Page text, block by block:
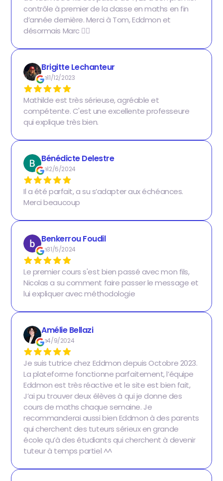
contrôle à premier de la classe en maths en fin
d’année dernière. Merci à Tom, Eddmon et
désormais Marc 👍🏻
Brigitte Lechanteur
Le11/12/2023
Mathilde est très sérieuse, agréable et
compétente. C'est une excellente professeure
qui explique très bien.
Bénédicte Delestre
Le12/6/2024
Il a été parfait, a su s’adapter aux échéances.
Merci beaucoup
Benkerrou Foudil
Le31/5/2024
Le premier cours s'est bien passé avec mon fils,
Nicolas a su comment faire passer le message et
lui expliquer avec méthodologie
Amélie Bellazi
Le4/9/2024
Je suis tutrice chez Eddmon depuis Octobre 2023.
La plateforme fonctionne parfaitement, l’équipe
Eddmon est très réactive et le site est bien fait,
J’ai pu trouver deux élèves à qui je donne des
cours de maths chaque semaine. Je
recommanderai aussi bien Eddmon à des parents
qui cherchent des tuteurs sérieux en grande
école qu’à des étudiants qui cherchent à devenir
tuteur à temps partiel ^^